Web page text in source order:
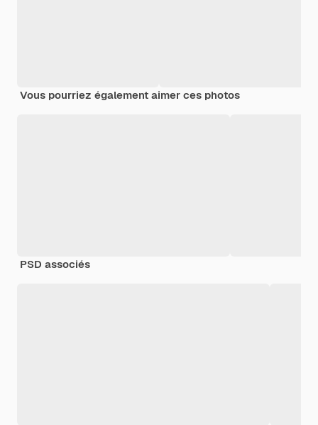
Vous pourriez également aimer ces photos
PSD associés